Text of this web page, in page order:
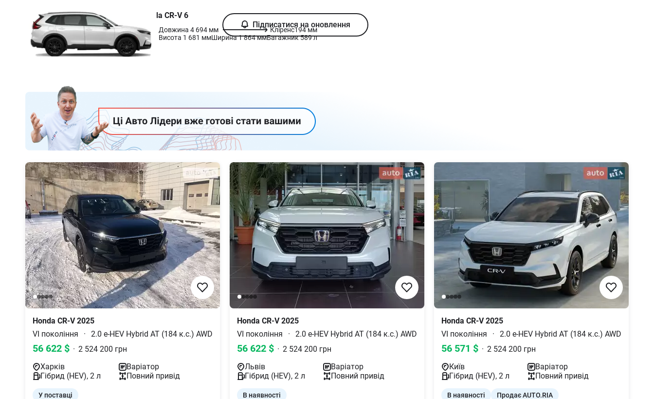
Новий Кросовер Honda CR-V 6
покоління 2022-2026
VI покоління
Підписатися на оновлення
Довжина 4 694 мм Кліренс194 мм
Висота 1 681 ммШирина1 864 ммБагажник589 л
Honda CR-V 2025
VI покоління
· 2.0 e-HEV Hybrid AT (184 к.с.) AWD
56 622 $ · 2 524 200 грн
Харків
Варіатор
Гібрид (HEV), 2 л Повний привід
У поставці
Honda CR-V 2025
VI покоління
· 2.0 e-HEV Hybrid AT (184 к.с.) AWD
56 622 $ · 2 524 200 грн
Львів
Варіатор
Гібрид (HEV), 2 л Повний привід
В наявності
Honda CR-V 2025
VI покоління
· 2.0 e-HEV Hybrid AT (184 к.с.) AWD
56 571 $ · 2 524 200 грн
Київ
Варіатор
Гібрид (HEV), 2 л Повний привід
В наявності Продає AUTO.RIA